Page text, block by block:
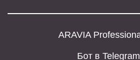
ARAVIA
Бот в Telegram